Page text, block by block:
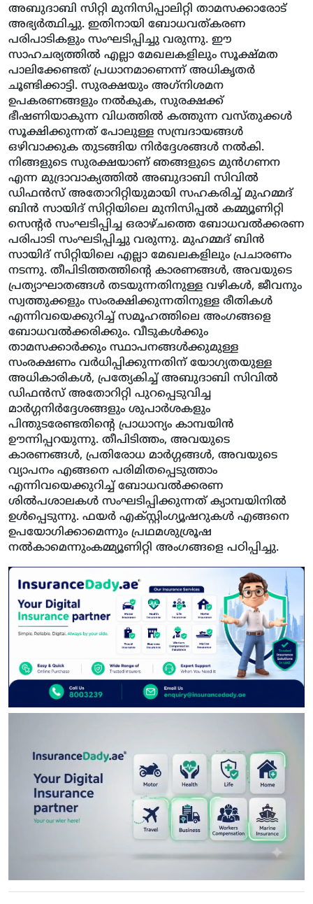
അബുദാബി സിറ്റി മുനിസിപ്പാലിറ്റി താമസക്കാരോട്
അഭ്യര്‍ത്ഥിച്ചു. ഇതിനായി ബോധവത്കരണ
പരിപാടികളും സംഘടിപ്പിച്ചു വരുന്നു. ഈ
സാഹചര്യത്തില്‍ എല്ലാ മേഖലകളിലും സൂക്ഷ്മത
പാലിക്കേണ്ടത് പ്രധാനമാണെന്ന് അധികൃതര്‍
ചൂണ്ടിക്കാട്ടി. സുരക്ഷയും അഗ്‌നിശമന
ഉപകരണങ്ങളും നല്‍കുക, സുരക്ഷക്ക്
ഭീഷണിയാകുന്ന വിധത്തില്‍ കത്തുന്ന വസ്തുക്കള്‍
സൂക്ഷിക്കുന്നത് പോലുള്ള സമ്പ്രദായങ്ങള്‍
ഒഴിവാക്കുക തുടങ്ങിയ നിര്‍ദ്ദേശങ്ങള്‍ നല്‍കി.
നിങ്ങളുടെ സുരക്ഷയാണ് ഞങ്ങളുടെ മുന്‍ഗണന
എന്ന മുദ്രാവാക്യത്തില്‍ അബുദാബി സിവില്‍
ഡിഫന്‍സ് അതോറിറ്റിയുമായി സഹകരിച്ച് മുഹമ്മദ്
ബിന്‍ സായിദ് സിറ്റിയിലെ മുനിസിപ്പല്‍ കമ്മ്യൂണിറ്റി
സെന്റര്‍ സംഘടിപ്പിച്ച ഒരാഴ്ചത്തെ ബോധവല്‍ക്കരണ
പരിപാടി സംഘടിപ്പിച്ചു വരുന്നു. മുഹമ്മദ് ബിന്‍
സായിദ് സിറ്റിയിലെ എല്ലാ മേഖലകളിലും പ്രചാരണം
നടന്നു. തീപിടിത്തത്തിന്റെ കാരണങ്ങള്‍, അവയുടെ
പ്രത്യാഘാതങ്ങള്‍ തടയുന്നതിനുള്ള വഴികള്‍, ജീവനും
സ്വത്തുക്കളും സംരക്ഷിക്കുന്നതിനുള്ള രീതികള്‍
എന്നിവയെക്കുറിച്ച് സമൂഹത്തിലെ അംഗങ്ങളെ
ബോധവല്‍ക്കരിക്കും. വീടുകള്‍ക്കും
താമസക്കാര്‍ക്കും സ്ഥാപനങ്ങള്‍ക്കുമുള്ള
സംരക്ഷണം വര്‍ധിപ്പിക്കുന്നതിന് യോഗ്യതയുള്ള
അധികാരികള്‍, പ്രത്യേകിച്ച് അബുദാബി സിവില്‍
ഡിഫന്‍സ് അതോറിറ്റി പുറപ്പെടുവിച്ച
മാര്‍ഗ്ഗനിര്‍ദ്ദേശങ്ങളും ശുപാര്‍ശകളും
പിന്തുടരേണ്ടതിന്റെ പ്രാധാന്യം കാമ്പയിന്‍
ഊന്നിപ്പറയുന്നു. തീപിടിത്തം, അവയുടെ
കാരണങ്ങള്‍, പ്രതിരോധ മാര്‍ഗ്ഗങ്ങള്‍, അവയുടെ
വ്യാപനം എങ്ങനെ പരിമിതപ്പെടുത്താം
എന്നിവയെക്കുറിച്ച് ബോധവല്‍ക്കരണ
ശില്‍പശാലകള്‍ സംഘടിപ്പിക്കുന്നത് ക്യാമ്പയിനില്‍
ഉള്‍പ്പെടുന്നു. ഫയര്‍ എക്‌സ്റ്റിംഗ്യൂഷറുകള്‍ എങ്ങനെ
ഉപയോഗിക്കാമെന്നും പ്രഥമശുശ്രൂഷ
നല്‍കാമെന്നുംകമ്മ്യൂണിറ്റി അംഗങ്ങളെ പഠിപ്പിച്ചു.